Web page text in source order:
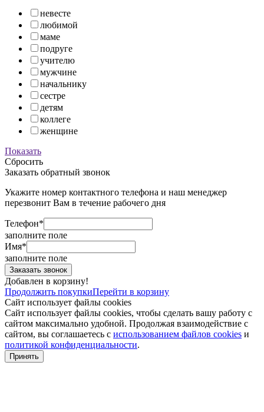
невесте
любимой
маме
подруге
учителю
мужчине
начальнику
сестре
детям
коллеге
женщине
Показать
Сбросить
Заказать обратный звонок
Укажите номер контактного телефона и наш менеджер
перезвонит Вам в течение рабочего дня
Телефон*
заполните поле
Имя*
заполните поле
Добавлен в корзину!
Продолжить покупкиПерейти в корзину
Сайт использует файлы cookies
Сайт использует файлы cookies, чтобы сделать вашу работу с
сайтом максимально удобной. Продолжая взаимодействие с
сайтом, вы соглашаетесь с использованием файлов cookies и
политикой конфиденциальности.
Принять